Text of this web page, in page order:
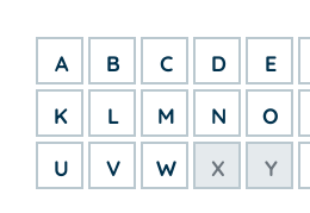
A B C D E
K
L M N O
U
V W X Y